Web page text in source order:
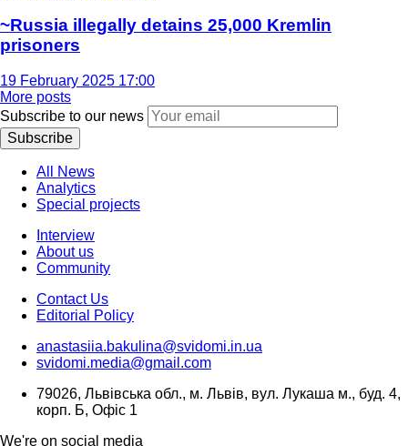
~Russia illegally detains 25,000 Kremlin
prisoners
19 February 2025 17:00
More posts
Subscribe to our news
Subscribe
All News
Analytics
Special projects
Interview
About us
Community
Contact Us
Editorial Policy
anastasiia.bakulina@svidomi.in.ua
svidomi.media@gmail.com
79026, Львівська обл., м. Львів, вул. Лукаша м., буд. 4,
корп. Б, Офіс 1
We're on social media